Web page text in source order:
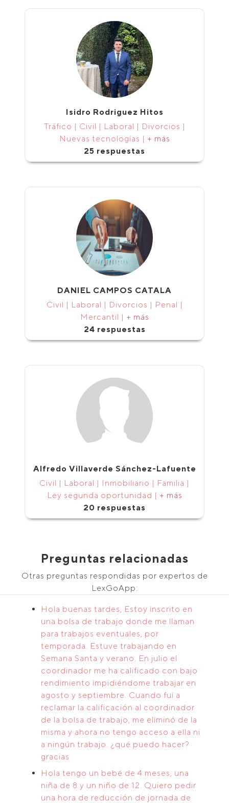
Isidro Rodriguez Hitos
Tráfico | Civil | Laboral | Divorcios |
Nuevas tecnologías | + más
25 respuestas
DANIEL CAMPOS CATALA
Civil | Laboral | Divorcios | Penal |
Mercantil | + más
24 respuestas
Alfredo Villaverde Sánchez-Lafuente
Civil | Laboral | Inmobiliario | Familia |
Ley segunda oportunidad | + más
20 respuestas
Preguntas relacionadas
Otras preguntas respondidas por expertos de
LexGoApp:
Hola buenas tardes, Estoy inscrito en
una bolsa de trabajo donde me llaman
para trabajos eventuales, por
temporada. Estuve trabajando en
Semana Santa y verano. En julio el
coordinador me ha calificado con bajo
rendimiento impidiéndome trabajar en
agosto y septiembre. Cuando fui a
reclamar la calificación al coordinador
de la bolsa de trabajo, me eliminó de la
misma y ahora no tengo acceso a ella ni
a ningún trabajo. ¿qué puedo hacer?
gracias
Hola tengo un bebé de 4 meses, una
niña de 8 y un niño de 12. Quiero pedir
una hora de reducción de jornada de